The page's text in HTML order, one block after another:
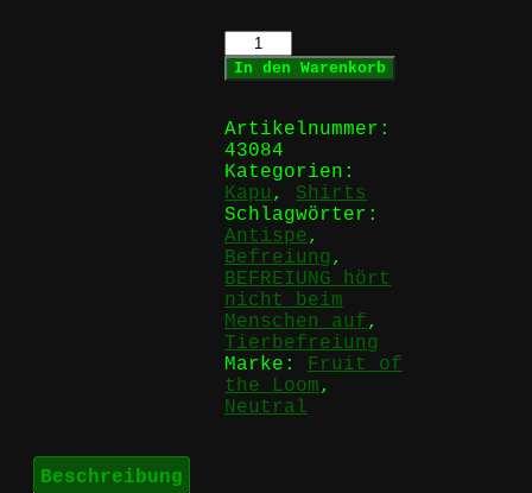
Befreiung
hört
nicht
Menschen
auf
-
KaPu
Menge
In den Warenkorb
Artikelnummer:
43084
Kategorien:
Kapu , Shirts
Schlagwörter:
Antispe,
Befreiung ,
BEFREIUNG hört
nicht beim
Menschen auf,
Tierbefreiung
Marke: Fruit of
the Loom,
Neutral
Beschreibung